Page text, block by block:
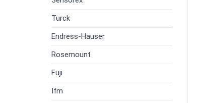
Turck
Endress-Hauser
Rosemount
Fuji
Ifm